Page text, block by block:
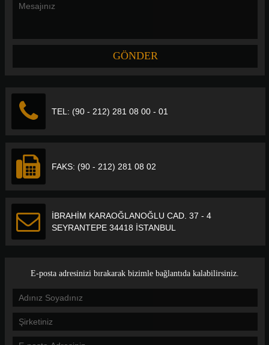
TEL: (90 - 212) 281 08 00 - 01
FAKS: (90 - 212) 281 08 02
İBRAHİM KARAOĞLANOĞLU CAD. 37 - 4
SEYRANTEPE 34418 İSTANBUL
E-posta adresinizi bırakarak bizimle bağlantıda kalabilirsiniz.